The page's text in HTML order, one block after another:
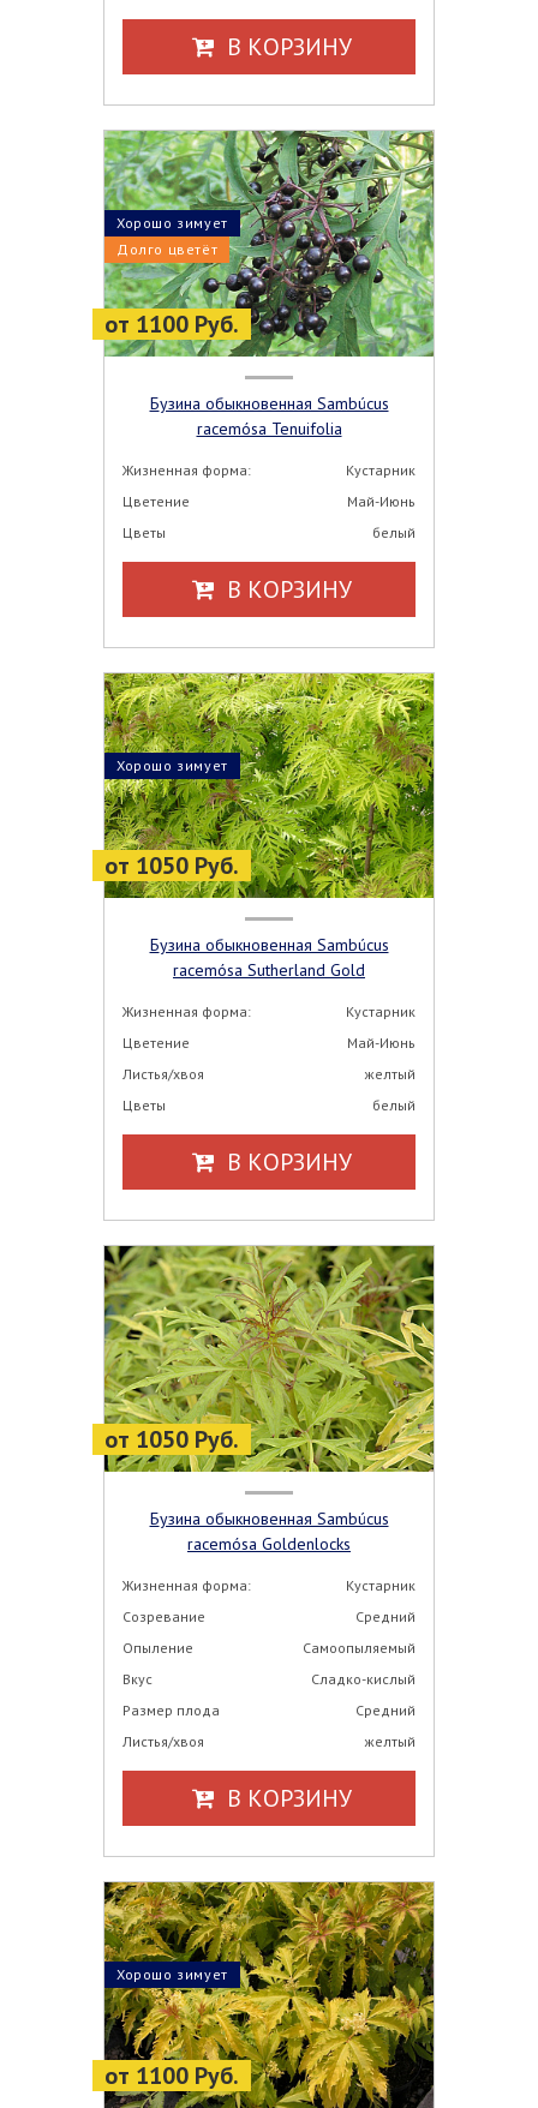
В КОРЗИНУ
от 1100 Руб.
Долго цветёт
Хорошо зимует
Бузина обыкновенная Sambúcus
racemósa Tenuifolia
Жизненная форма:
Кустарник
Цветение
Май-Июнь
Цветы
белый
В КОРЗИНУ
от 1050 Руб.
Хорошо зимует
Бузина обыкновенная Sambúcus
racemósa Sutherland Gold
Жизненная форма:
Кустарник
Цветение
Май-Июнь
Листья/хвоя
желтый
Цветы
белый
В КОРЗИНУ
от 1050 Руб.
Бузина обыкновенная Sambúcus
racemósa Goldenlocks
Жизненная форма:
Кустарник
Созревание
Средний
Опыление
Самоопыляемый
Вкус
Сладко-кислый
Размер плода
Средний
Листья/хвоя
желтый
В КОРЗИНУ
от 1100 Руб.
Хорошо зимует